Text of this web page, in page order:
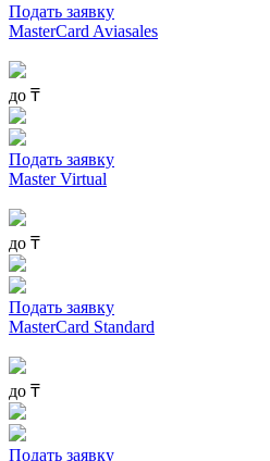
Подать заявку
MasterCard Aviasales
до ₸
Подать заявку
Master Virtual
до ₸
Подать заявку
MasterCard Standard
до ₸
Подать заявку